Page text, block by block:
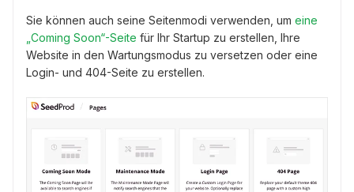
Sie können auch seine Seitenmodi verwenden, um eine
„Coming Soon“-Seite für Ihr Startup zu erstellen, Ihre
Website in den Wartungsmodus zu versetzen oder eine
Login- und 404-Seite zu erstellen.